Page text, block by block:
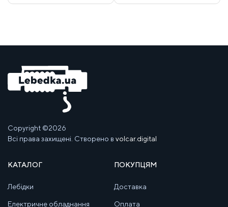
Copyright ©2026
Всі права захищені. Створено в volcar.digital
КАТАЛОГ
Лебідки
Електричне обладнання
ПОКУПЦЯМ
Доставка
Оплата